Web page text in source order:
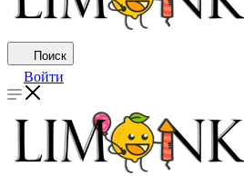
Поиск
Войти